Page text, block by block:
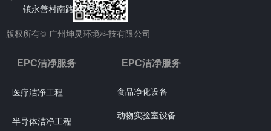
版权所有© 广州坤灵环境科技有限公司
EPC洁净服务
医疗洁净工程
半导体洁净工程
食品净化设备
动物实验室设备
EPC洁净服务
镇永善村南路102号6栋